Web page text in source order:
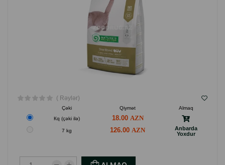
( Rəylər)
Çəki Qiymət
Almaq
Кq (çəki ilə)
18.00
7 kg 126.00
Anbarda
Yoxdur